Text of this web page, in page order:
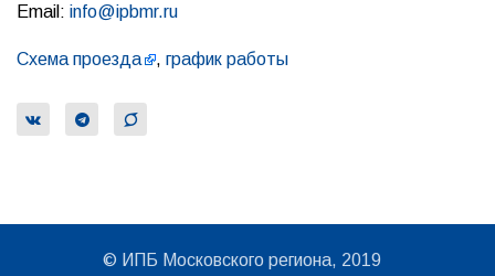
Email: info@ipbmr.ru
Схема проезда , график работы
© ИПБ Московского региона, 2019